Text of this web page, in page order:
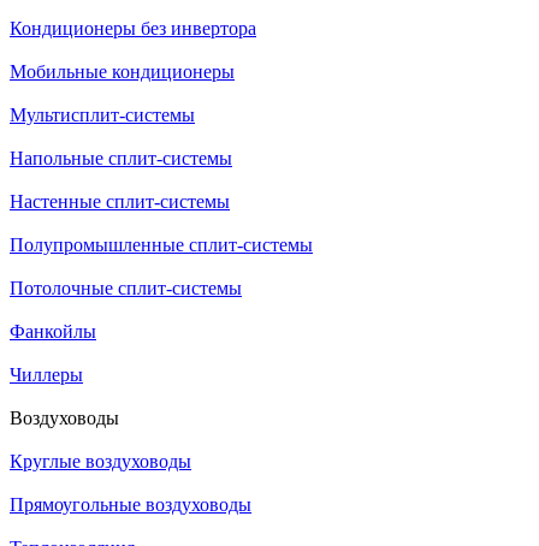
Кондиционеры без инвертора
Мобильные кондиционеры
Мультисплит-системы
Напольные сплит-системы
Настенные сплит-системы
Полупромышленные сплит-системы
Потолочные сплит-системы
Фанкойлы
Чиллеры
Воздуховоды
Круглые воздуховоды
Прямоугольные воздуховоды